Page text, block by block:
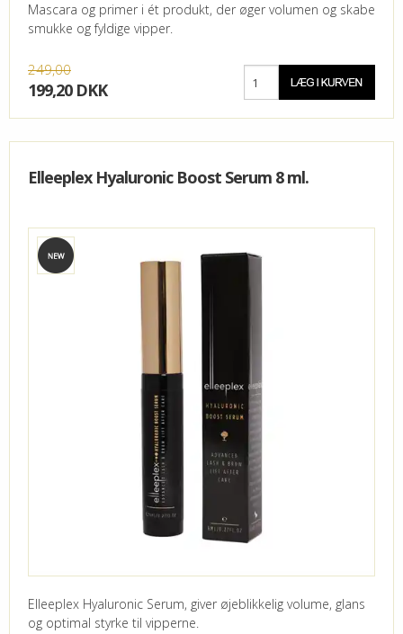
Mascara og primer i ét produkt, der øger volumen og skabe
smukke og fyldige vipper.
249,00
199,20 DKK
Elleeplex Hyaluronic Boost Serum 8 ml.
Elleeplex Hyaluronic Serum, giver øjeblikkelig volume, glans
og optimal styrke til vipperne.